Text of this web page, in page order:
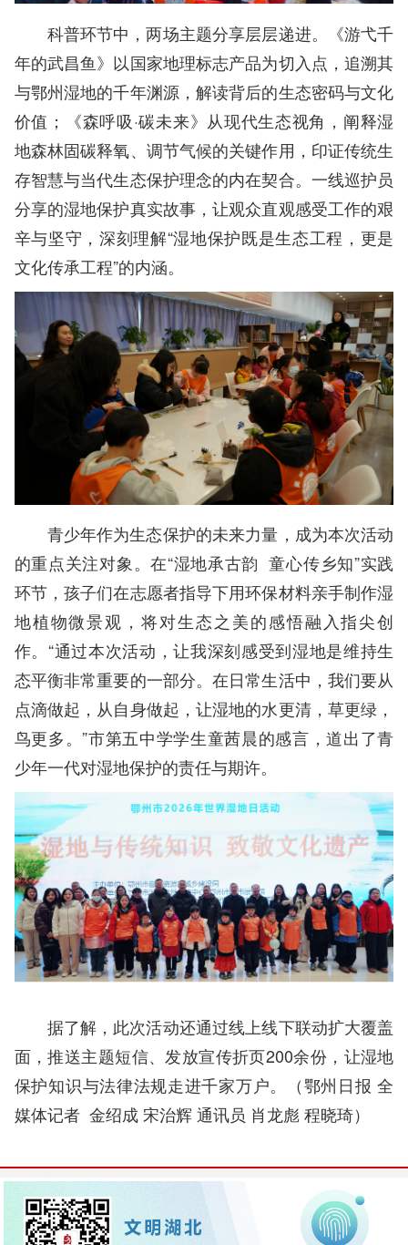
科普环节中，两场主题分享层层递进。《游弋千
年的武昌鱼》以国家地理标志产品为切入点，追溯其
与鄂州湿地的千年渊源，解读背后的生态密码与文化
价值；《森呼吸·碳未来》从现代生态视角，阐释湿
地森林固碳释氧、调节气候的关键作用，印证传统生
存智慧与当代生态保护理念的内在契合。一线巡护员
分享的湿地保护真实故事，让观众直观感受工作的艰
辛与坚守，深刻理解“湿地保护既是生态工程，更是
文化传承工程”的内涵。
青少年作为生态保护的未来力量，成为本次活动
的重点关注对象。在“湿地承古韵 童心传乡知”实践
环节，孩子们在志愿者指导下用环保材料亲手制作湿
地植物微景观，将对生态之美的感悟融入指尖创
作。“通过本次活动，让我深刻感受到湿地是维持生
态平衡非常重要的一部分。在日常生活中，我们要从
点滴做起，从自身做起，让湿地的水更清，草更绿，
鸟更多。”市第五中学学生童茜晨的感言，道出了青
少年一代对湿地保护的责任与期许。
据了解，此次活动还通过线上线下联动扩大覆盖
面，推送主题短信、发放宣传折页200余份，让湿地
保护知识与法律法规走进千家万户。（鄂州日报全
媒体记者 金绍成 宋治辉 通讯员 肖龙彪 程晓琦）